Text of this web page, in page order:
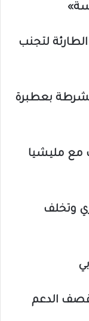
لتجنب
بعطبرة
مع مليشيا
وتخلف
قصف الدعم